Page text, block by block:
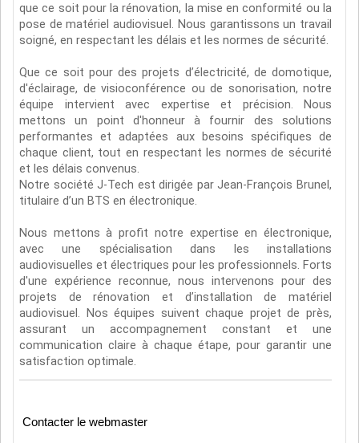
que ce soit pour la rénovation, la mise en conformité ou la
pose de matériel audiovisuel. Nous garantissons un travail
soigné, en respectant les délais et les normes de sécurité.
Que ce soit pour des projets d’électricité, de domotique,
d'éclairage, de visioconférence ou de sonorisation, notre
équipe intervient avec expertise et précision. Nous
mettons un point d'honneur à fournir des solutions
performantes et adaptées aux besoins spécifiques de
chaque client, tout en respectant les normes de sécurité
et les délais convenus.
Notre société J-Tech est dirigée par Jean-François Brunel,
titulaire d’un BTS en électronique.
Nous mettons à profit notre expertise en électronique,
avec une spécialisation dans les installations
audiovisuelles et électriques pour les professionnels. Forts
d'une expérience reconnue, nous intervenons pour des
projets de rénovation et d’installation de matériel
audiovisuel. Nos équipes suivent chaque projet de près,
assurant un accompagnement constant et une
communication claire à chaque étape, pour garantir une
satisfaction optimale.
Contacter le webmaster